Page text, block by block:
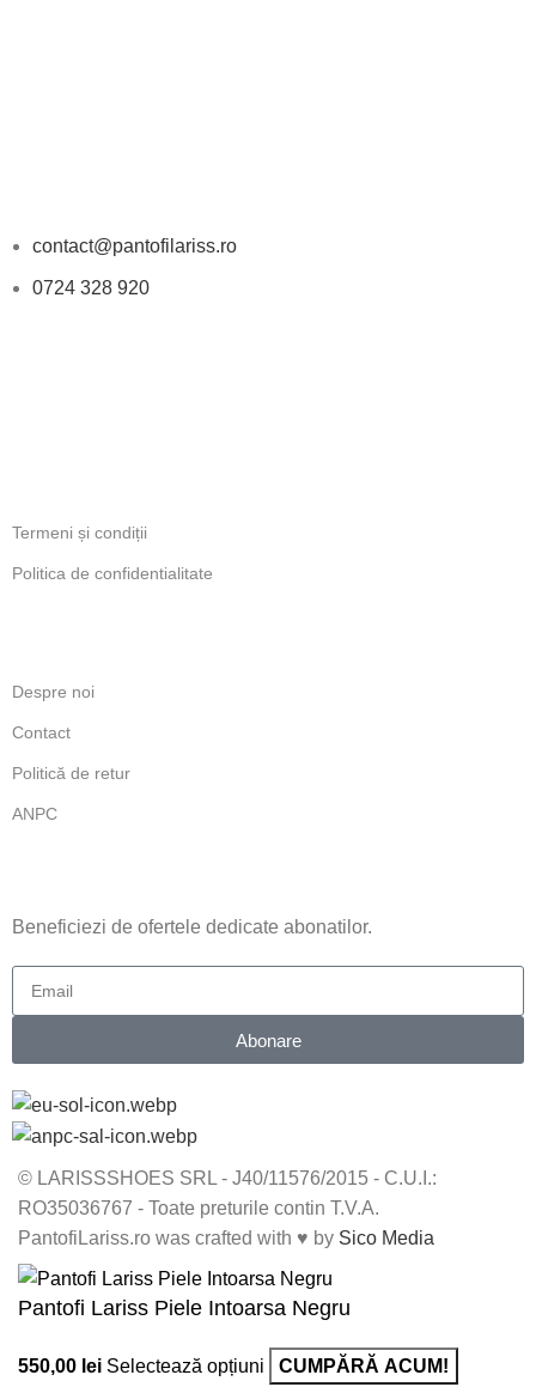
contact@pantofilariss.ro
0724 328 920
Termeni și condiții
Politica de confidentialitate
Despre noi
Contact
Politică de retur
ANPC
Beneficiezi de ofertele dedicate abonatilor.
Abonare
© LARISSSHOES SRL - J40/11576/2015 - C.U.I.:
RO35036767 - Toate preturile contin T.V.A.
PantofiLariss.ro was crafted with ♥ by Sico Media
Pantofi Lariss Piele Intoarsa Negru
550,00 lei Selectează opțiuni CUMPĂRĂ ACUM!